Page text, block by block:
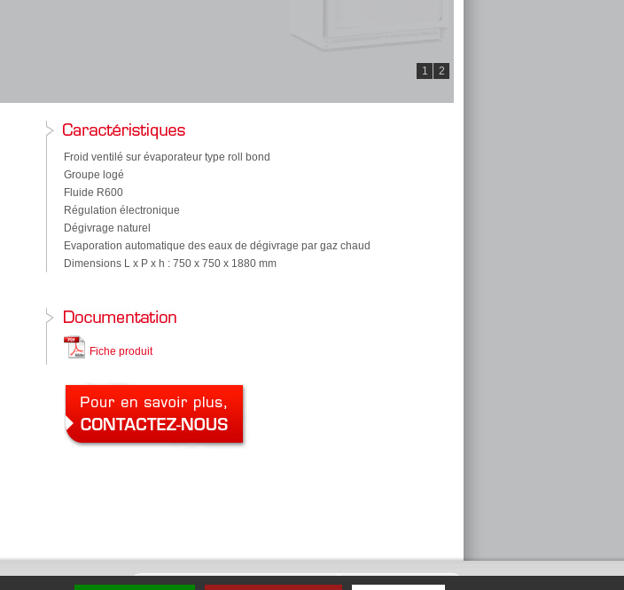
1 2
Froid ventilé sur évaporateur type roll bond
Groupe logé
Fluide R600
Régulation électronique
Dégivrage naturel
Evaporation automatique des eaux de dégivrage par gaz chaud
Dimensions L x P x h : 750 x 750 x 1880 mm
Fiche produit